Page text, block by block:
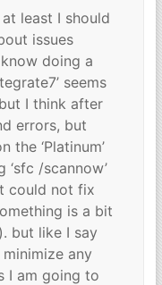
least I should
issues
doing a
seems
I think after
errors, but
the ‘Platinum’
‘sfc /scannow’
could not fix
is a bit
but like I say
any
I am going to